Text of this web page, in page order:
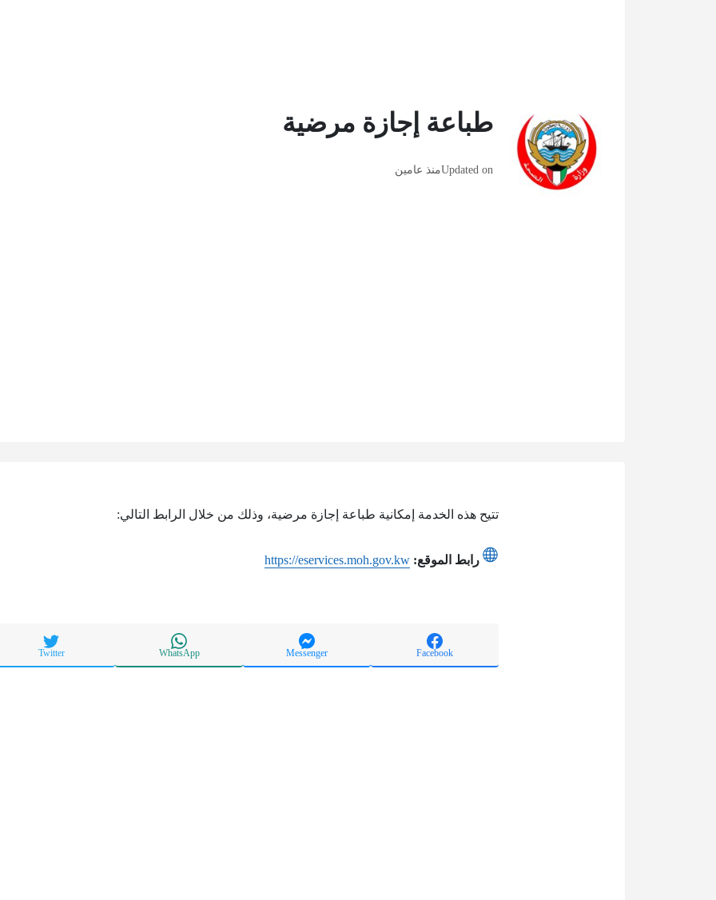
طباعة إجازة مرضية
Updated onمنذ عامين
تتيح هذه الخدمة إمكانية طباعة إجازة مرضية، وذلك من خلال الرابط التالي:
رابط الموقع: https://eservices.moh.gov.kw
Facebook
Messenger
WhatsApp
Twitter